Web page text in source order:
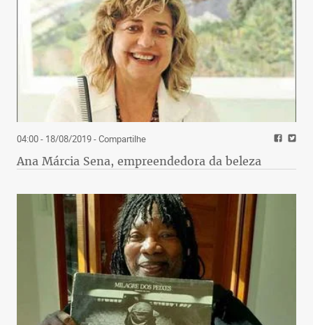
04:00 - 18/08/2019- Compartilhe
Ana Márcia Sena, empreendedora da beleza